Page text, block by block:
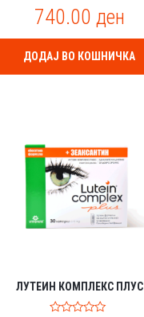
0
o
u
t
f
740.00 ден
ДОДАЈ ВО КОШНИЧКА
ЛУТЕИН КОМПЛЕКС ПЛУС